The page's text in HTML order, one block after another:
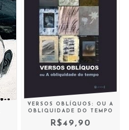
VERSOS OBLÍQUOS: OU A
OBLIQUIDADE DO TEMPO
R$49,90